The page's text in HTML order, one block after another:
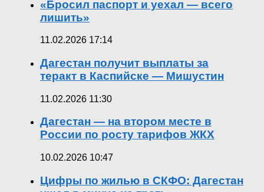
«Бросил паспорт и уехал — всего
лишить»
11.02.2026 17:14
Дагестан получит выплаты за
теракт в Каспийске — Мишустин
11.02.2026 11:30
Дагестан — на втором месте в
России по росту тарифов ЖКХ
10.02.2026 10:47
Цифры по жилью в СКФО: Дагестан